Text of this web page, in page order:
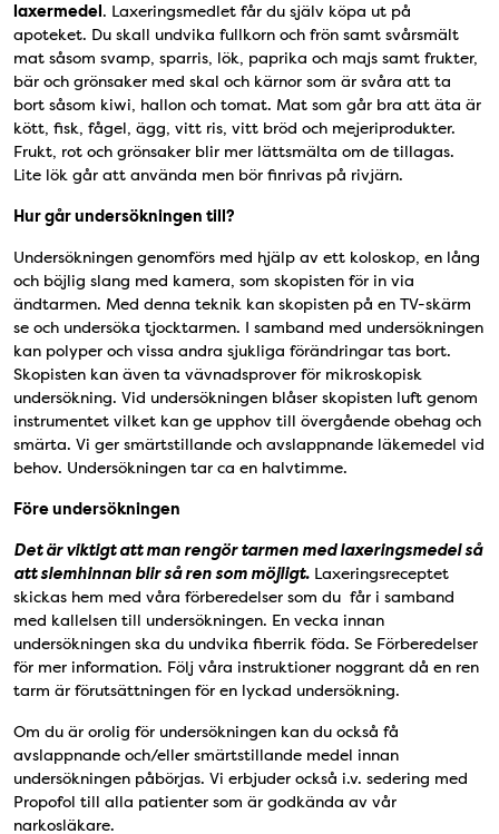
laxermedel. Laxeringsmedlet får du själv köpa ut på
apoteket. Du skall undvika fullkorn och frön samt svårsmält
mat såsom svamp, sparris, lök, paprika och majs samt frukter,
bär och grönsaker med skal och kärnor som är svåra att ta
bort såsom kiwi, hallon och tomat. Mat som går bra att äta är
kött, fisk, fågel, ägg, vitt ris, vitt bröd och mejeriprodukter.
Frukt, rot och grönsaker blir mer lättsmälta om de tillagas.
Lite lök går att använda men bör finrivas på rivjärn.
Hur går undersökningen till?
Undersökningen genomförs med hjälp av ett koloskop, en lång
och böjlig slang med kamera, som skopisten för in via
ändtarmen. Med denna teknik kan skopisten på en TV-skärm
se och undersöka tjocktarmen. I samband med undersökningen
kan polyper och vissa andra sjukliga förändringar tas bort.
Skopisten kan även ta vävnadsprover för mikroskopisk
undersökning. Vid undersökningen blåser skopisten luft genom
instrumentet vilket kan ge upphov till övergående obehag och
smärta. Vi ger smärtstillande och avslappnande läkemedel vid
behov. Undersökningen tar ca en halvtimme.
Före undersökningen
Det är viktigt att man rengör tarmen med laxeringsmedel så
att slemhinnan blir så ren som möjligt. Laxeringsreceptet
skickas hem med våra förberedelser som du får i samband
med kallelsen till undersökningen. En vecka innan
undersökningen ska du undvika fiberrik föda. Se Förberedelser
för mer information. Följ våra instruktioner noggrant då en ren
tarm är förutsättningen för en lyckad undersökning.
Om du är orolig för undersökningen kan du också få
avslappnande och/eller smärtstillande medel innan
undersökningen påbörjas. Vi erbjuder också i.v. sedering med
Propofol till alla patienter som är godkända av vår
narkosläkare.